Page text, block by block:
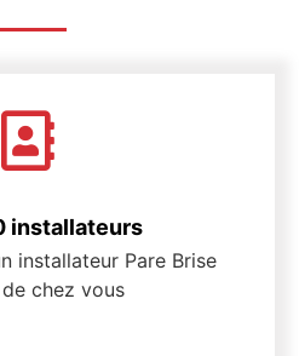
installateurs
installateur Pare Brise
chez vous